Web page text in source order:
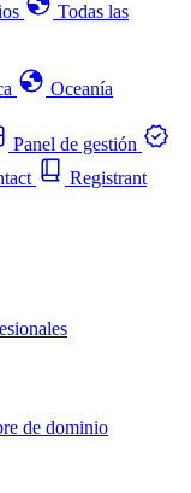
Todas las
Oceanía
Panel de gestión
Registrant
de dominio